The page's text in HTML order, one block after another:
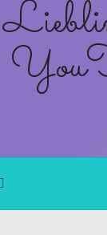
Rezepte